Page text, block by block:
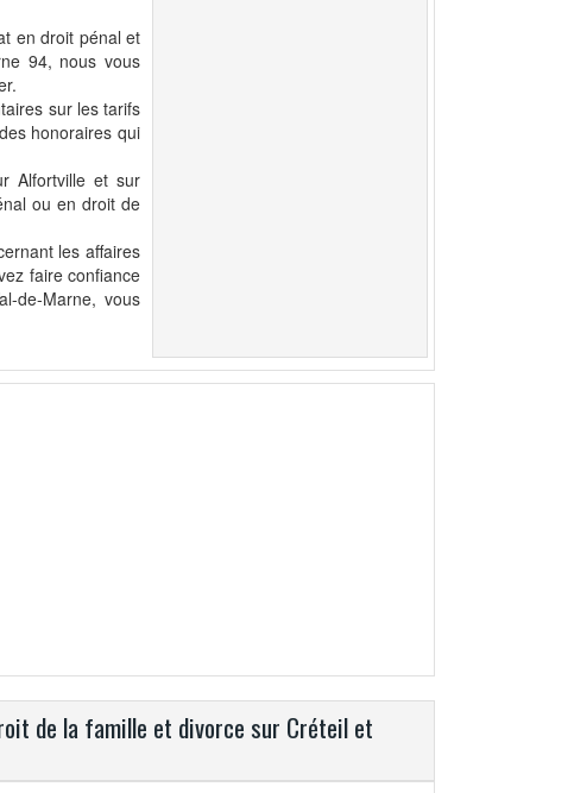
en droit pénal et
94, nous vous
sur les tarifs
honoraires qui
Alfortville et sur
ou en droit de
les affaires
faire confiance
de-Marne, vous
de la famille et divorce sur Créteil et